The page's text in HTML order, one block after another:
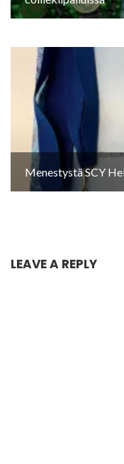
Menestystä SCY
LEAVE A REPLY